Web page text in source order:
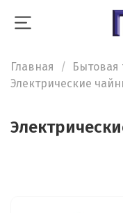
Главная Бытовая
Электрические